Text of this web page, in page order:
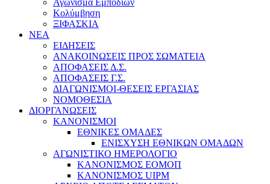
Αγώνισμα Εμποδίων
Κολύμβηση
ΞΙΦΑΣΚΙΑ
NEA
ΕΙΔΗΣΕΙΣ
ΑΝΑΚΟΙΝΩΣΕΙΣ ΠΡΟΣ ΣΩΜΑΤΕΙΑ
ΑΠΟΦΑΣΕΙΣ Δ.Σ.
ΑΠΟΦΑΣΕΙΣ Γ.Σ.
ΔΙΑΓΩΝΙΣΜΟΙ-ΘΕΣΕΙΣ ΕΡΓΑΣΙΑΣ
ΝΟΜΟΘΕΣΙΑ
ΔΙΟΡΓΑΝΩΣΕΙΣ
ΚΑΝΟΝΙΣΜΟΙ
ΕΘΝΙΚΕΣ ΟΜΑΔΕΣ
ΕΝΙΣΧΥΣΗ ΕΘΝΙΚΩΝ ΟΜΑΔΩΝ
ΑΓΩΝΙΣΤΙΚΟ ΗΜΕΡΟΛΟΓΙΟ
ΚΑΝΟΝΙΣΜΟΣ ΕΟΜΟΠ
ΚΑΝΟΝΙΣΜΟΣ UIPM